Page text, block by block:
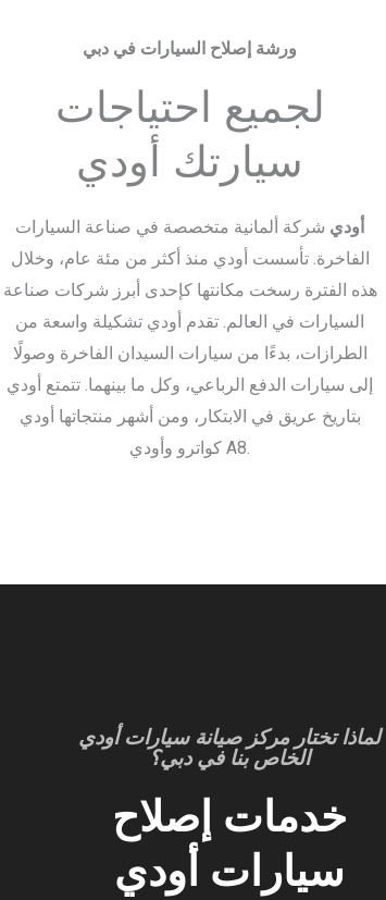
ورشة إصلاح السيارات في دبي
لجميع احتياجات
سيارتك أودي
أودي شركة ألمانية متخصصة في صناعة السيارات
الفاخرة. تأسست أودي منذ أكثر من مئة عام، وخلال
هذه الفترة رسخت مكانتها كإحدى أبرز شركات صناعة
السيارات في العالم. تقدم أودي تشكيلة واسعة من
الطرازات، بدءًا من سيارات السيدان الفاخرة وصولًا
إلى سيارات الدفع الرباعي، وكل ما بينهما. تتمتع أودي
بتاريخ عريق في الابتكار، ومن أشهر منتجاتها أودي
كواترو وأودي A8.
لماذا تختار مركز صيانة سيارات أودي
الخاص بنا في دبي؟
خدمات إصلاح
سيارات أودي